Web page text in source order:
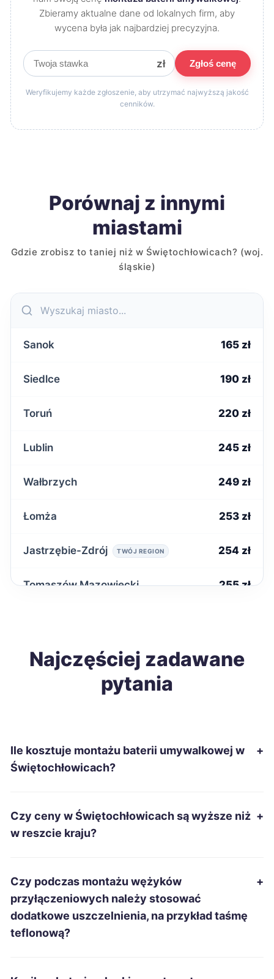
Zbieramy aktualne dane od lokalnych firm, aby
wycena była jak najbardziej precyzyjna.
zł Zgłoś cenę
Weryfikujemy każde zgłoszenie, aby utrzymać najwyższą jakość
cenników.
Porównaj z innymi
miastami
Gdzie zrobisz to taniej niż w Świętochłowicach? (woj.
śląskie)
Sanok 165 zł
Siedlce 190 zł
Toruń 220 zł
Lublin 245 zł
Wałbrzych 249 zł
Łomża 253 zł
Jastrzębie-Zdrój TWÓJ REGION 254 zł
Tomaszów Mazowiecki 255 zł
Ostrowiec Świętokrzyski 258 zł
Mysłowice TWÓJ REGION 259 zł
Mielec
Radomsko
Bytom TWÓJ REGION
Najczęściej zadawane
pytania
Ile kosztuje montażu baterii umywalkowej w
Świętochłowicach?
+
Czy ceny w Świętochłowicach są wyższe niż
w reszcie kraju?
+
Czy podczas montażu wężyków
przyłączeniowych należy stosować
dodatkowe uszczelnienia, na przykład taśmę
teflonową?
+